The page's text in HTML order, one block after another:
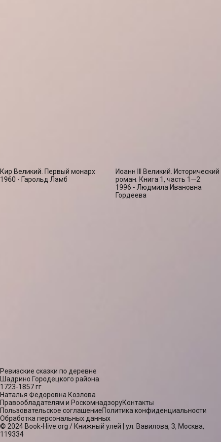
Кир Великий. Первый монарх
1960 - Гарольд Лэмб
Иоанн III Великий. Исторический
роман. Книга 1, часть 1—2
1996 - Людмила Ивановна
Гордеева
Ревизские сказки по деревне
Шадрино Городецкого района.
1723-1857 гг.
Наталья Федоровна Козлова
Правообладателям и РоскомнадзоруКонтакты
Пользовательское соглашениеПолитика конфиденциальности
Обработка персональных данных
© 2024 Book-Hive.org / Книжный улей | ул. Вавилова, 3, Москва,
119334